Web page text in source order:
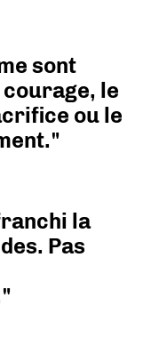
sont
le
ou le
la
Pas